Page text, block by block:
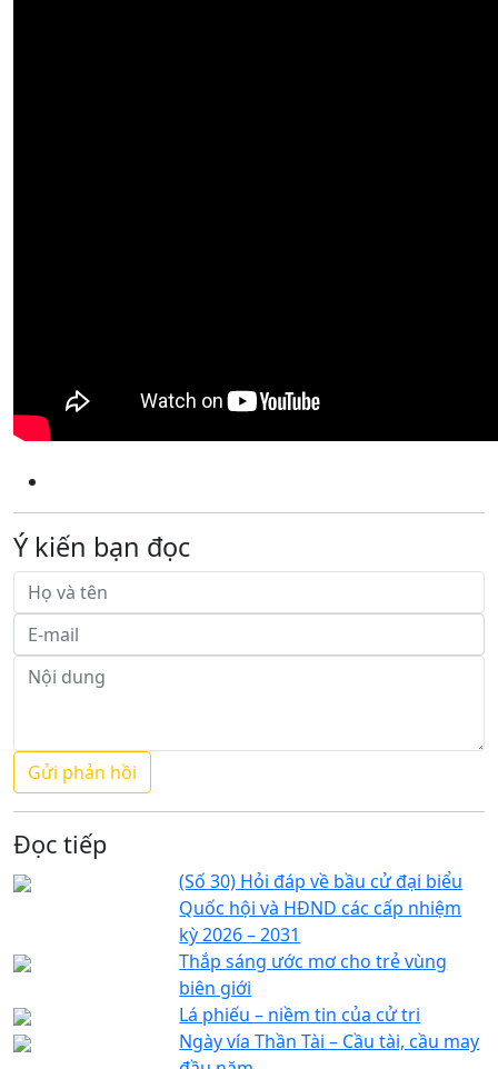
Ý kiến bạn đọc
Đọc tiếp
(Số 30) Hỏi đáp về bầu cử đại biểu
Quốc hội và HĐND các cấp nhiệm
kỳ 2026 – 2031
Thắp sáng ước mơ cho trẻ vùng
biên giới
Lá phiếu – niềm tin của cử tri
Ngày vía Thần Tài – Cầu tài, cầu may